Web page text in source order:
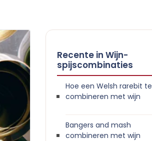
Recente in Wijn-
spijscombinaties
Hoe een Welsh rarebit te
combineren met wijn
Bangers and mash
combineren met wijn